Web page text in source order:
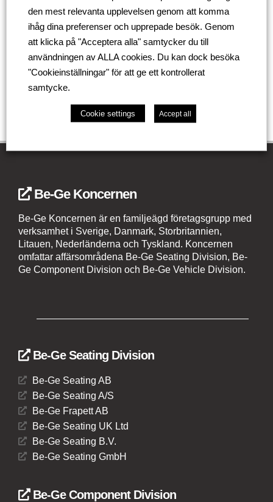
Gå tillbaka
Be-Ge Koncernen
Be-Ge Koncernen är en familjeägd företagsgrupp med
verksamhet i Sverige, Danmark, Storbritannien,
Litauen, Nederländerna och Tyskland. Koncernen
omfattar affärsområdena Be-Ge Seating Division, Be-
Ge Component Division och Be-Ge Vehicle Division.
Be-Ge Seating Division
Be-Ge Seating AB
Be-Ge Seating A/S
Be-Ge Frapett AB
Be-Ge Seating UK Ltd
Be-Ge Seating B.V.
Be-Ge Seating GmbH
Be-Ge Component Division
den mest relevanta upplevelsen genom att komma
ihåg dina preferenser och upprepade besök. Genom
att klicka på "Acceptera alla" samtycker du till
användningen av ALLA cookies. Du kan dock besöka
"Cookieinställningar" för att ge ett kontrollerat
samtycke.
Cookie settings Accept all